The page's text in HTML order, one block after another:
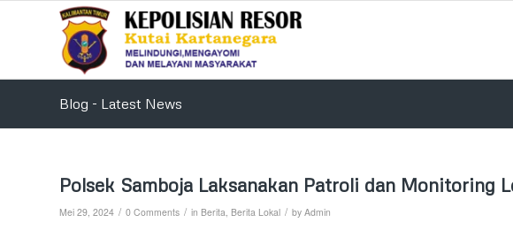
Blog - Latest News
Polsek Samboja Laksanakan Patroli dan Monitoring
Mei 29, 2024 / 0 Comments / in Berita, Berita Lokal / by Admin